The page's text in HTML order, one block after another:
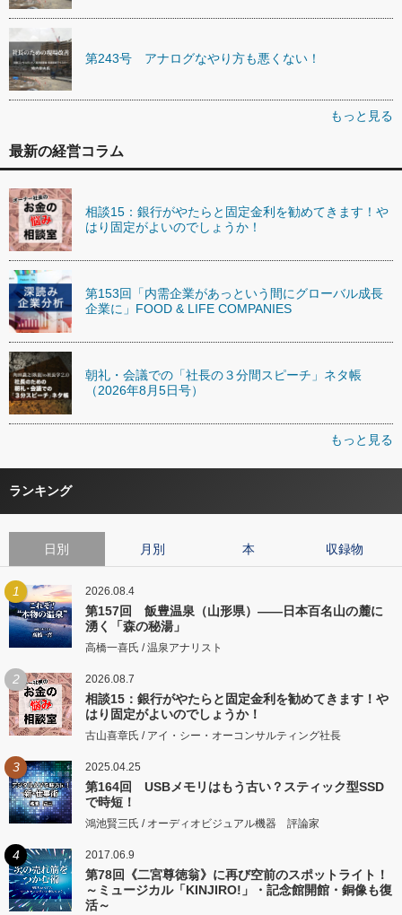
第243号 アナログなやり方も悪くない！
もっと見る
最新の経営コラム
相談15：銀行がやたらと固定金利を勧めてきます！や
はり固定がよいのでしょうか！
第153回「内需企業があっという間にグローバル成長
企業に」FOOD & LIFE COMPANIES
朝礼・会議での「社長の３分間スピーチ」ネタ帳
（2026年8月5日号）
もっと見る
ランキング
日別 月別 本 収録物
1 2026.08.4
第157回 飯豊温泉（山形県）――日本百名山の麓に
湧く「森の秘湯」
高橋一喜氏 / 温泉アナリスト
2 2026.08.7
相談15：銀行がやたらと固定金利を勧めてきます！や
はり固定がよいのでしょうか！
古山喜章氏 / アイ・シー・オーコンサルティング社長
3 2025.04.25
第164回 USBメモリはもう古い？スティック型SSD
で時短！
鴻池賢三氏 / オーディオビジュアル機器 評論家
4 2017.06.9
第78回《二宮尊徳翁》に再び空前のスポットライト！
～ミュージカル「KINJIRO!」・記念館開館・銅像も復
活～